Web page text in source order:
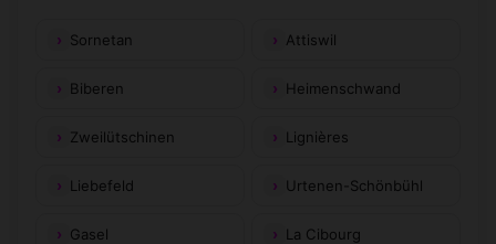
Sornetan Attiswil
Biberen Heimenschwand
Zweilütschinen Lignières
Liebefeld Urtenen-Schönbühl
Gasel La Cibourg